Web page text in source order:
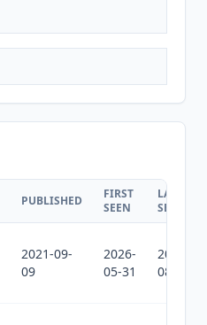
PUBLISHED
FIRST
SEEN
LAST
SEEN
2021-09-
09
2026-
05-31
2026-
08-01